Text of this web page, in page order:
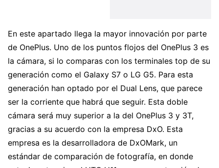
En este apartado llega la mayor innovación por parte
de OnePlus. Uno de los puntos flojos del OnePlus 3 es
la cámara, si lo comparas con los terminales top de su
generación como el Galaxy S7 o LG G5. Para esta
generación han optado por el Dual Lens, que parece
ser la corriente que habrá que seguir. Esta doble
cámara será muy superior a la del OnePlus 3 y 3T,
gracias a su acuerdo con la empresa DxO. Esta
empresa es la desarrolladora de DxOMark, un
estándar de comparación de fotografía, en donde